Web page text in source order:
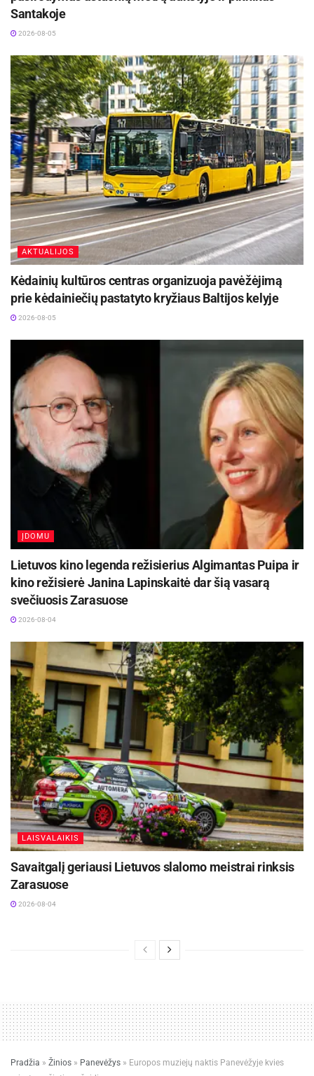
Santakoje
2026-08-05
AKTUALIJOS
Kėdainių kultūros centras organizuoja pavėžėjimą
prie kėdainiečių pastatyto kryžiaus Baltijos kelyje
2026-08-05
ĮDOMU
Lietuvos kino legenda režisierius Algimantas Puipa ir
kino režisierė Janina Lapinskaitė dar šią vasarą
svečiuosis Zarasuose
2026-08-04
LAISVALAIKIS
Savaitgalį geriausi Lietuvos slalomo meistrai rinksis
Zarasuose
2026-08-04
Pradžia » Žinios » Panevėžys » Europos muziejų naktis Panevėžyje kvies